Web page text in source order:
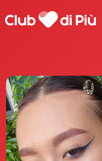
Scopri Club di
Le
La fondatrice